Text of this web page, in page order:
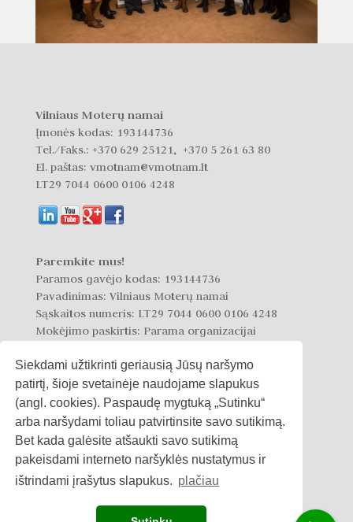
Siekdami užtikrinti geriausią Jūsų naršymo
patirtį, šioje svetainėje naudojame slapukus
(angl. cookies). Paspaudę mygtuką „Sutinku“
arba naršydami toliau patvirtinsite savo sutikimą.
Bet kada galėsite atšaukti savo sutikimą
pakeisdami interneto naršyklės nustatymus ir
ištrindami įrašytus slapukus. plačiau
Vilniaus Moterų namai
Įmonės kodas: 193144736
Tel./Faks.: +370 629 25121, +370 5 261 63 80
El. paštas: vmotnam@vmotnam.lt
LT29 7044 0600 0106 4248
Paremkite mus!
Paramos gavėjo kodas: 193144736
Pavadinimas: Vilniaus Moterų namai
Sąskaitos numeris: LT29 7044 0600 0106 4248
Mokėjimo paskirtis: Parama organizacijai
Privatumo politika
Slapukų politika